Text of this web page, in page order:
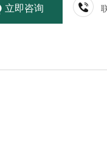
立即咨询